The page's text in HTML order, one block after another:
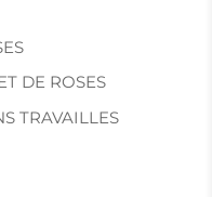
DE ROSES
TRAVAILLES